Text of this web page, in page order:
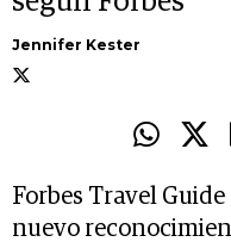
Jennifer Kester
Forbes Travel
nuevo